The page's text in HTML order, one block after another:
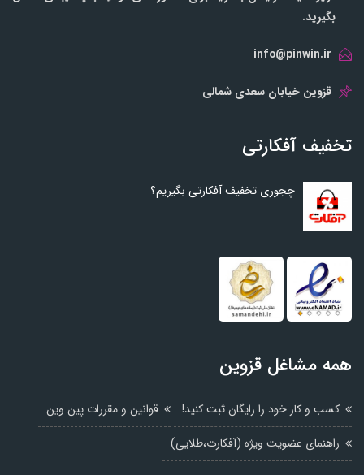
بگیرید.
info@pinwin.ir
قزوین خیابان سعدی شمالی
تخفیف آفکارتی
چجوری تخفیف آفکارتی بگیریم؟
همه مشاغل قزوین
کسب و کار خود را رایگان ثبت کنید!
قوانین و مقررات پین وین
راهنمای عضویت ویژه (آفکارت،طلایی)